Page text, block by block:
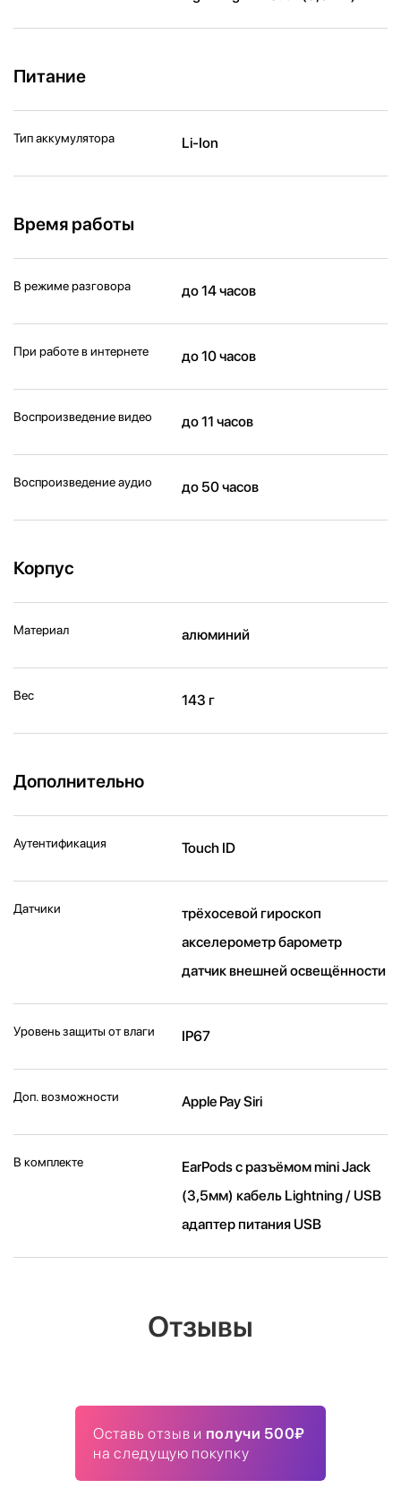
Питание
Тип аккумулятора Li-Ion
Время работы
В режиме разговора до 14 часов
При работе в интернете до 10 часов
Воспроизведение видео до 11 часов
Воспроизведение аудио до 50 часов
Корпус
Материал алюминий
Вес 143 г
Дополнительно
Аутентификация Touch ID
Датчики
трёхосевой гироскоп
акселерометр барометр
датчик внешней освещённости
Уровень защиты от влаги IP67
Доп. возможности Apple Pay Siri
В комплекте
EarPods с разъёмом mini Jack
(3,5мм) кабель Lightning / USB
адаптер питания USB
Отзывы
Оставь отзыв и получи 500₽
на следущую покупку